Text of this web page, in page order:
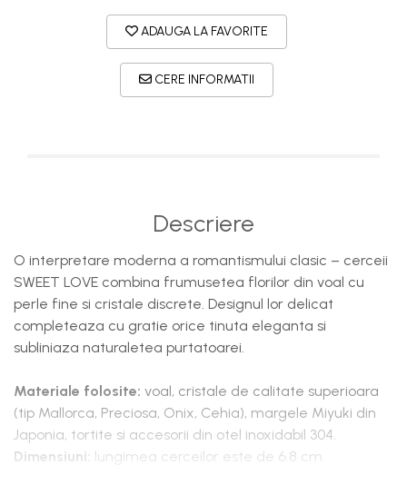
ADAUGA LA FAVORITE
CERE INFORMATII
Descriere
O interpretare moderna a romantismului clasic – cerceii
SWEET LOVE combina frumusetea florilor din voal cu
perle fine si cristale discrete. Designul lor delicat
completeaza cu gratie orice tinuta eleganta si
subliniaza naturaletea purtatoarei.
Materiale folosite: voal, cristale de calitate superioara
(tip Mallorca, Preciosa, Onix, Cehia), margele Miyuki din
Japonia, tortite si accesorii din otel inoxidabil 304.
Dimensiuni: lungimea cerceilor este de 6.8 cm.